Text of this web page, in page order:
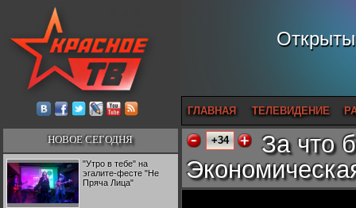
ГЛАВНАЯ ТЕЛЕВИДЕНИЕ
НОВОЕ СЕГОДНЯ
"Утро в тебе" на
эгалите-фесте "Не
Пряча Лица"
+34
За что